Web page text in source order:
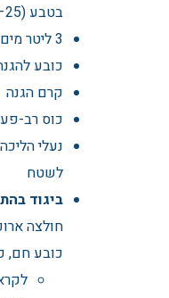
בטבע (25–30 ליטר)
3 ליטר מים לאדם – חובה!
כובע
קרם הגנה
כוס רב-
נעלי
לשטח
ביגוד
חולצה
כובע חם,